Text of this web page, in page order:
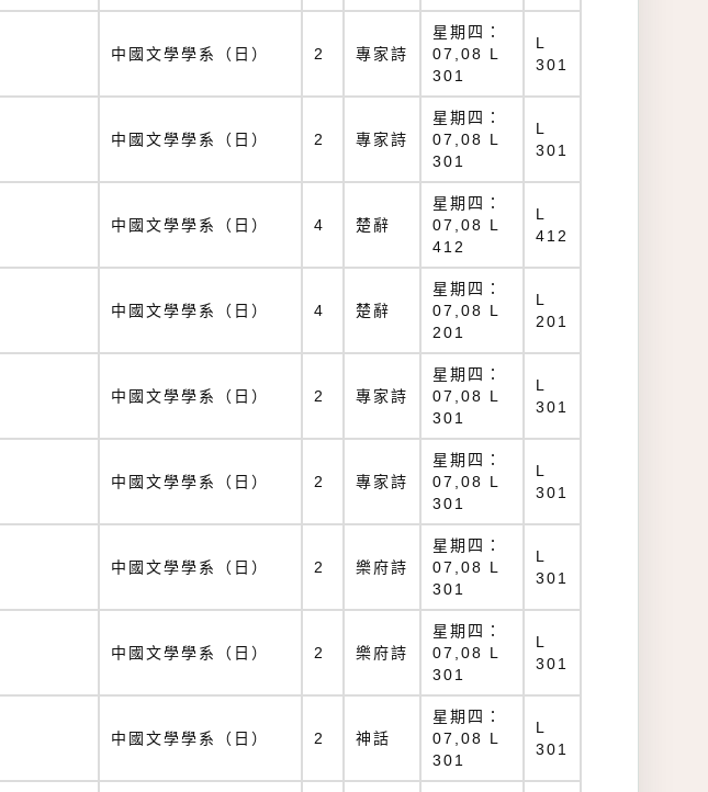
中國文學學系（日） 2 專家詩
星期四：
07,08 L
301
L
301
中國文學學系（日） 2 專家詩
星期四：
07,08 L
301
L
301
中國文學學系（日） 4 楚辭
星期四：
07,08 L
412
L
412
中國文學學系（日） 4 楚辭
星期四：
07,08 L
201
L
201
中國文學學系（日） 2 專家詩
星期四：
07,08 L
301
L
301
中國文學學系（日） 2 專家詩
星期四：
07,08 L
301
L
301
中國文學學系（日） 2 樂府詩
星期四：
07,08 L
301
L
301
中國文學學系（日） 2 樂府詩
星期四：
07,08 L
301
L
301
中國文學學系（日） 2 神話
星期四：
07,08 L
301
L
301